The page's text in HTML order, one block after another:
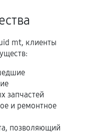
mt, клиенты
запчастей
и ремонтное
позволяющий